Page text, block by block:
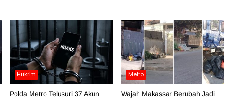
Hukrim
Polda Metro Telusuri 37 Akun
Metro
Wajah Makassar Berubah Jadi